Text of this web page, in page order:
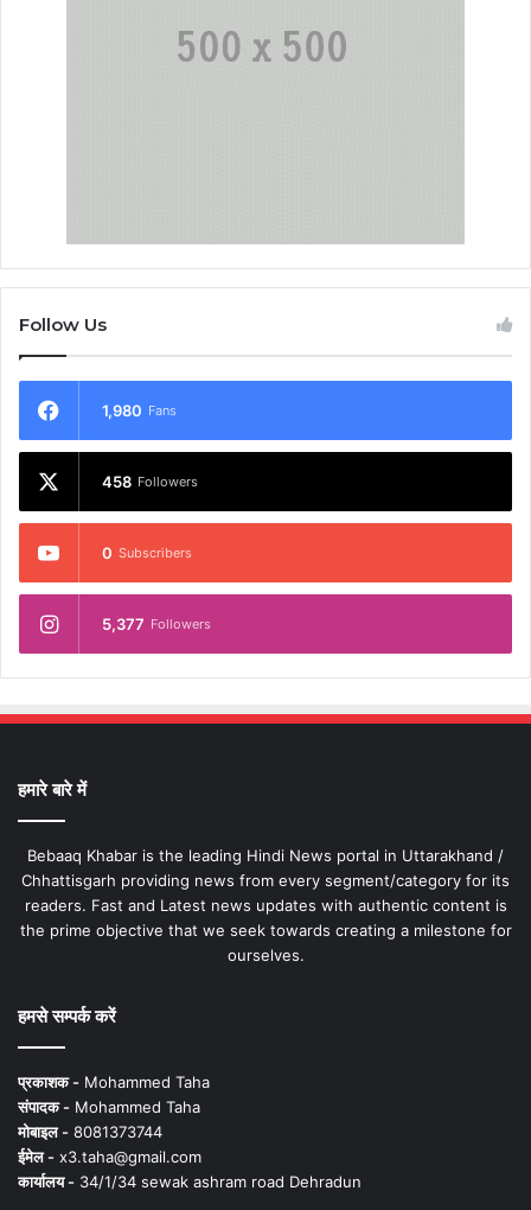
Follow Us
1,980 Fans
458 Followers
0 Subscribers
5,377 Followers
हमारे बारे में
Bebaaq Khabar is the leading Hindi News portal in Uttarakhand /
Chhattisgarh providing news from every segment/category for its
readers. Fast and Latest news updates with authentic content is
the prime objective that we seek towards creating a milestone for
ourselves.
हमसे सम्पर्क करें
प्रकाशक - Mohammed Taha
संपादक - Mohammed Taha
मोबाइल - 8081373744
ईमेल - x3.taha@gmail.com
कार्यालय - 34/1/34 sewak ashram road Dehradun